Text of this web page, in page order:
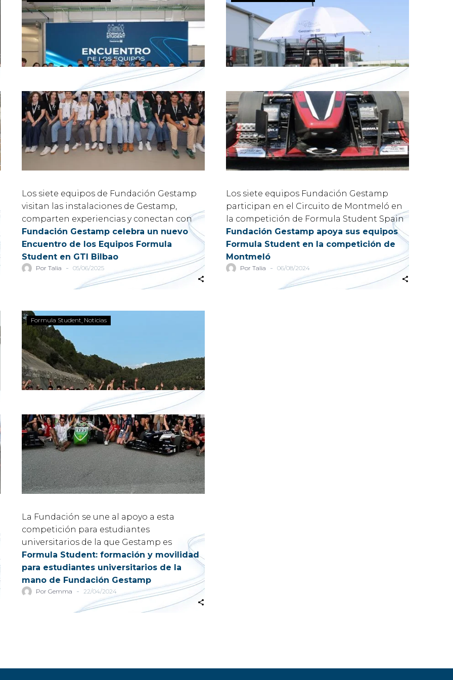
Por Talia - 05/06/2025
Fundación Gestamp celebra un nuevo
Encuentro de los Equipos Formula
Student en GTI Bilbao
Los siete equipos de Fundación Gestamp
visitan las instalaciones de Gestamp,
comparten experiencias y conectan con
expertos del sector automoción.
Por Talia - 06/08/2024
Fundación Gestamp apoya sus equipos
Formula Student en la competición de
Montmeló
Los siete equipos Fundación Gestamp
participan en el Circuito de Montmeló en
la competición de Formula Student Spain
Formula Student Noticias
Por Gemma - 22/04/2024
Formula Student: formación y movilidad
para estudiantes universitarios de la
mano de Fundación Gestamp
La Fundación se une al apoyo a esta
competición para estudiantes
universitarios de la que Gestamp es
patrocinador oficial desde 2015.